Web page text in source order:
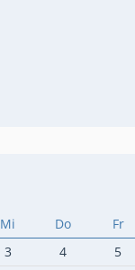
Mi Do Fr
3 4 5